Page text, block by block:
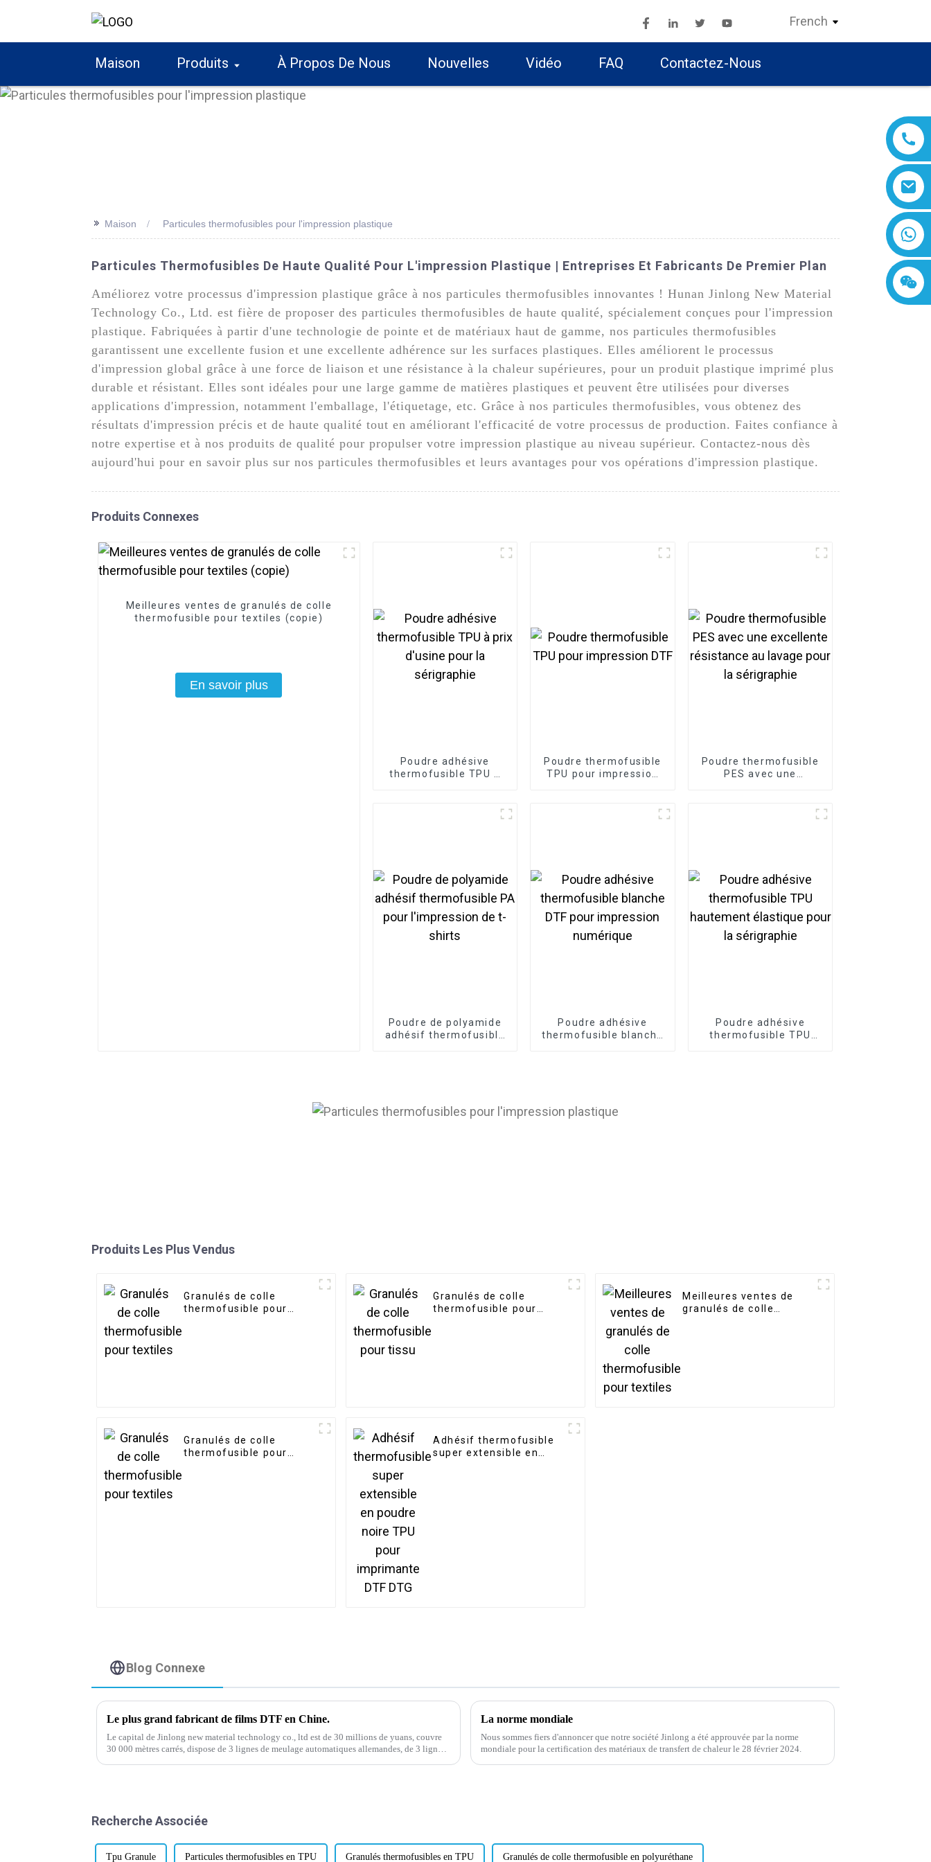
French
Maison Produits À Propos De Nous Nouvelles Vidéo FAQ Contactez-Nous
>> Maison Particules thermofusibles pour l'impression plastique
Particules Thermofusibles De Haute Qualité Pour L'impression Plastique | Entreprises Et Fabricants De Premier Plan
Améliorez votre processus d'impression plastique grâce à nos particules thermofusibles innovantes ! Hunan Jinlong New Material
Technology Co., Ltd. est fière de proposer des particules thermofusibles de haute qualité, spécialement conçues pour l'impression
plastique. Fabriquées à partir d'une technologie de pointe et de matériaux haut de gamme, nos particules thermofusibles
garantissent une excellente fusion et une excellente adhérence sur les surfaces plastiques. Elles améliorent le processus
d'impression global grâce à une force de liaison et une résistance à la chaleur supérieures, pour un produit plastique imprimé plus
durable et résistant. Elles sont idéales pour une large gamme de matières plastiques et peuvent être utilisées pour diverses
applications d'impression, notamment l'emballage, l'étiquetage, etc. Grâce à nos particules thermofusibles, vous obtenez des
résultats d'impression précis et de haute qualité tout en améliorant l'efficacité de votre processus de production. Faites confiance à
notre expertise et à nos produits de qualité pour propulser votre impression plastique au niveau supérieur. Contactez-nous dès
aujourd'hui pour en savoir plus sur nos particules thermofusibles et leurs avantages pour vos opérations d'impression plastique.
Produits Connexes
Meilleures ventes de granulés de colle
thermofusible pour textiles (copie)
En savoir plus
Poudre adhésive
thermofusible TPU à
Poudre thermofusible
TPU pour impression
Poudre thermofusible
PES avec une
Poudre de polyamide
adhésif thermofusible
Poudre adhésive
thermofusible blanche
Poudre adhésive
thermofusible TPU
Produits Les Plus Vendus
Granulés de colle
thermofusible pour
Granulés de colle
thermofusible pour
Meilleures ventes de
granulés de colle
Granulés de colle
thermofusible pour
Adhésif thermofusible
super extensible en
Blog Connexe
Le plus grand fabricant de films DTF en Chine.
Le capital de Jinlong new material technology co., ltd est de 30 millions de yuans, couvre
30 000 mètres carrés, dispose de 3 lignes de meulage automatiques allemandes, de 3 lignes
La norme mondiale
Nous sommes fiers d'annoncer que notre société Jinlong a été approuvée par la norme
mondiale pour la certification des matériaux de transfert de chaleur le 28 février 2024.
Recherche Associée
Tpu Granule Particules thermofusibles en TPU Granulés thermofusibles en TPU Granulés de colle thermofusible en polyuréthane